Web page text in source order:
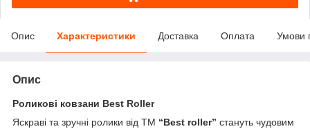
Опис Характеристики Доставка Оплата Умови
Опис
Роликові ковзани Best Roller
Яскраві та зручні ролики від ТМ “Best roller” стануть чудовим